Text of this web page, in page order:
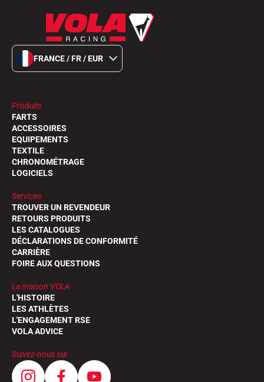
FRANCE / FR / EUR
Produits
FARTS
ACCESSOIRES
EQUIPEMENTS
TEXTILE
CHRONOMÉTRAGE
LOGICIELS
Services
TROUVER UN REVENDEUR
RETOURS PRODUITS
LES CATALOGUES
DÉCLARATIONS DE CONFORMITÉ
CARRIÈRE
FOIRE AUX QUESTIONS
La maison VOLA
L'HISTOIRE
LES ATHLÈTES
L'ENGAGEMENT RSE
VOLA ADVICE
Suivez-nous sur